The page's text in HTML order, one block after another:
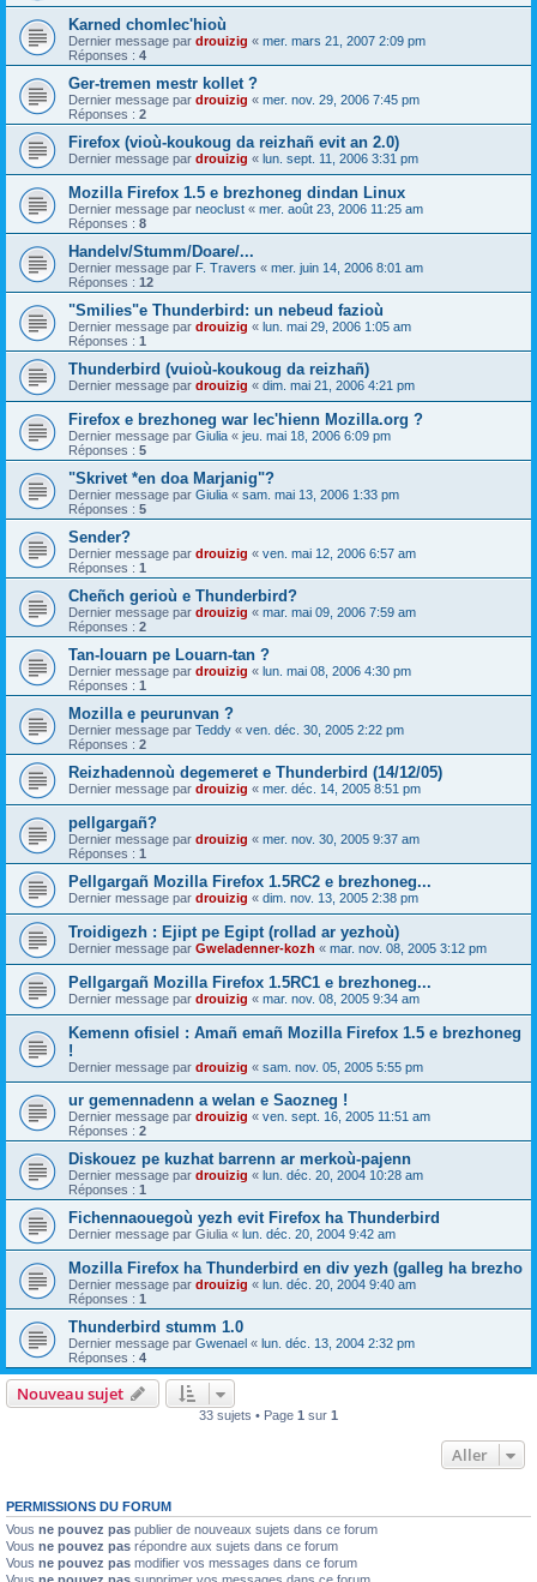
Karned chomlec'hioù
Dernier message par drouizig « mer. mars 21, 2007 2:09 pm
Réponses : 4
Ger-tremen mestr kollet ?
Dernier message par drouizig « mer. nov. 29, 2006 7:45 pm
Réponses : 2
Firefox (vioù-koukoug da reizhañ evit an 2.0)
Dernier message par drouizig « lun. sept. 11, 2006 3:31 pm
Mozilla Firefox 1.5 e brezhoneg dindan Linux
Dernier message par neoclust « mer. août 23, 2006 11:25 am
Réponses : 8
Handelv/Stumm/Doare/...
Dernier message par F. Travers « mer. juin 14, 2006 8:01 am
Réponses : 12
"Smilies"e Thunderbird: un nebeud fazioù
Dernier message par drouizig « lun. mai 29, 2006 1:05 am
Réponses : 1
Thunderbird (vuioù-koukoug da reizhañ)
Dernier message par drouizig « dim. mai 21, 2006 4:21 pm
Firefox e brezhoneg war lec'hienn Mozilla.org ?
Dernier message par Giulia « jeu. mai 18, 2006 6:09 pm
Réponses : 5
"Skrivet *en doa Marjanig"?
Dernier message par Giulia « sam. mai 13, 2006 1:33 pm
Réponses : 5
Sender?
Dernier message par drouizig « ven. mai 12, 2006 6:57 am
Réponses : 1
Cheñch gerioù e Thunderbird?
Dernier message par drouizig « mar. mai 09, 2006 7:59 am
Réponses : 2
Tan-louarn pe Louarn-tan ?
Dernier message par drouizig « lun. mai 08, 2006 4:30 pm
Réponses : 1
Mozilla e peurunvan ?
Dernier message par Teddy « ven. déc. 30, 2005 2:22 pm
Réponses : 2
Reizhadennoù degemeret e Thunderbird (14/12/05)
Dernier message par drouizig « mer. déc. 14, 2005 8:51 pm
pellgargañ?
Dernier message par drouizig « mer. nov. 30, 2005 9:37 am
Réponses : 1
Pellgargañ Mozilla Firefox 1.5RC2 e brezhoneg...
Dernier message par drouizig « dim. nov. 13, 2005 2:38 pm
Troidigezh : Ejipt pe Egipt (rollad ar yezhoù)
Dernier message par Gweladenner-kozh « mar. nov. 08, 2005 3:12 pm
Pellgargañ Mozilla Firefox 1.5RC1 e brezhoneg...
Dernier message par drouizig « mar. nov. 08, 2005 9:34 am
Kemenn ofisiel : Amañ emañ Mozilla Firefox 1.5 e brezhoneg
!
Dernier message par drouizig « sam. nov. 05, 2005 5:55 pm
ur gemennadenn a welan e Saozneg !
Dernier message par drouizig « ven. sept. 16, 2005 11:51 am
Réponses : 2
Diskouez pe kuzhat barrenn ar merkoù-pajenn
Dernier message par drouizig « lun. déc. 20, 2004 10:28 am
Réponses : 1
Fichennaouegoù yezh evit Firefox ha Thunderbird
Dernier message par Giulia « lun. déc. 20, 2004 9:42 am
Mozilla Firefox ha Thunderbird en div yezh (galleg ha brezho
Dernier message par drouizig « lun. déc. 20, 2004 9:40 am
Réponses : 1
Thunderbird stumm 1.0
Dernier message par Gwenael « lun. déc. 13, 2004 2:32 pm
Réponses : 4
Nouveau sujet
33 sujets • Page 1 sur 1
Aller
PERMISSIONS DU FORUM
Vous ne pouvez pas publier de nouveaux sujets dans ce forum
Vous ne pouvez pas répondre aux sujets dans ce forum
Vous ne pouvez pas modifier vos messages dans ce forum